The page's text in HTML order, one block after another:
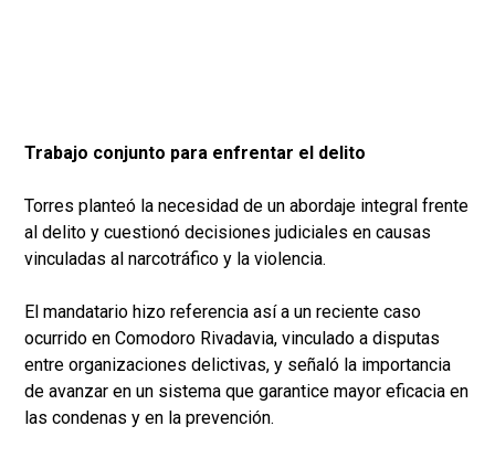
Trabajo conjunto para enfrentar el delito
Torres planteó la necesidad de un abordaje integral frente
al delito y cuestionó decisiones judiciales en causas
vinculadas al narcotráfico y la violencia.
El mandatario hizo referencia así a un reciente caso
ocurrido en Comodoro Rivadavia, vinculado a disputas
entre organizaciones delictivas, y señaló la importancia
de avanzar en un sistema que garantice mayor eficacia en
las condenas y en la prevención.